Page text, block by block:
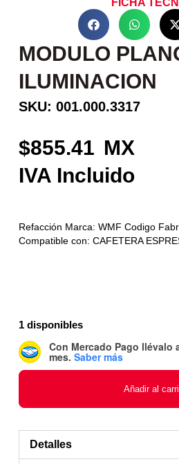
FICHA
MODULO
ILUMINACION
SKU: 001.000.3317
855.41
Refacción Marca: WMF Codigo
Compatible con: CAFETERA
1 disponibles
Con Mercado Pago llévalo
mes. Saber más
Añadir al
Detalles